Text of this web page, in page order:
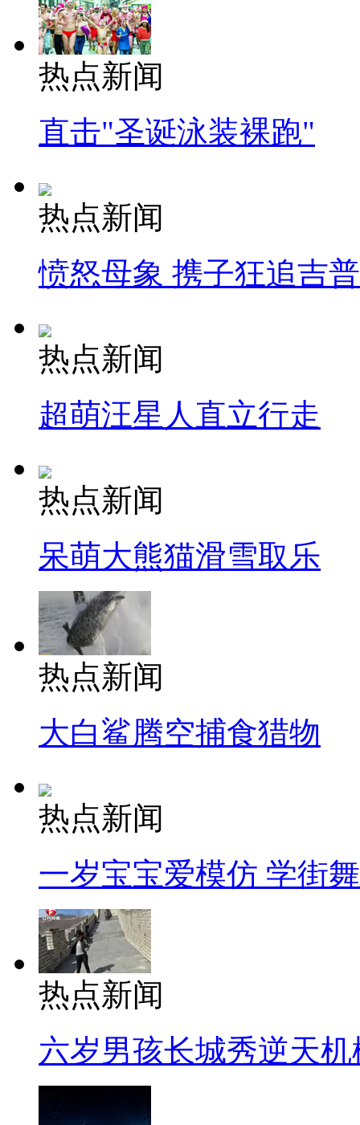
热点新闻
直击"圣诞泳装裸跑"
热点新闻
愤怒母象 携子狂追吉
热点新闻
超萌汪星人直立行走
热点新闻
呆萌大熊猫滑雪取乐
热点新闻
大白鲨腾空捕食猎物
热点新闻
一岁宝宝爱模仿 学街
热点新闻
六岁男孩长城秀逆天机